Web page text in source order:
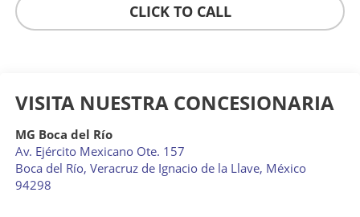
CLICK TO CALL
VISITA NUESTRA CONCESIONARIA
MG Boca del Río
Av. Ejército Mexicano Ote. 157
Boca del Río, Veracruz de Ignacio de la Llave, México
94298